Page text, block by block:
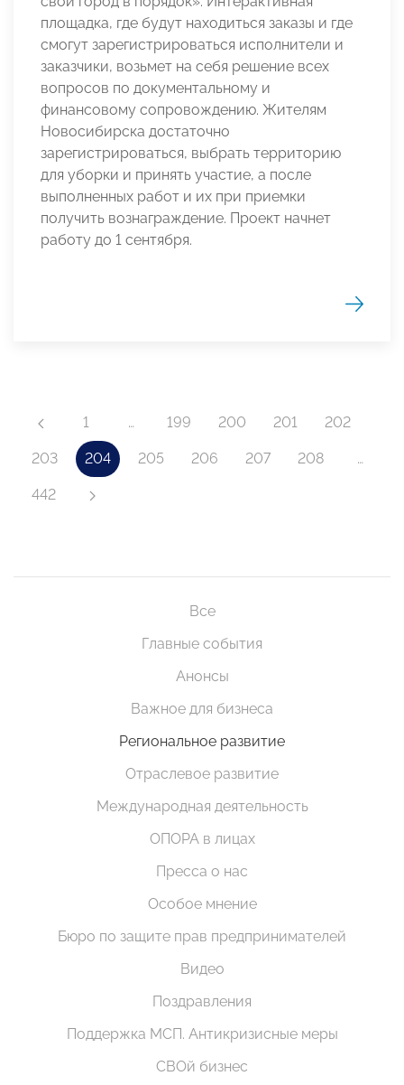
площадка, где будут находиться заказы и где
смогут зарегистрироваться исполнители и
заказчики, возьмет на себя решение всех
вопросов по документальному и
финансовому сопровождению. Жителям
Новосибирска достаточно
зарегистрироваться, выбрать территорию
для уборки и принять участие, а после
выполненных работ и их при приемки
получить вознаграждение. Проект начнет
работу до 1 сентября.
1 … 199 200 201 202
203 204 205 206 207 208 …
442
Все
Главные события
Анонсы
Важное для бизнеса
Региональное развитие
Отраслевое развитие
Международная деятельность
ОПОРА в лицах
Пресса о нас
Особое мнение
Бюро по защите прав предпринимателей
Видео
Поздравления
Поддержка МСП. Антикризисные меры
СВОй бизнес